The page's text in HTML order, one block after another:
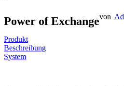
Power of Exchangevon
Produkt
Beschreibung
System